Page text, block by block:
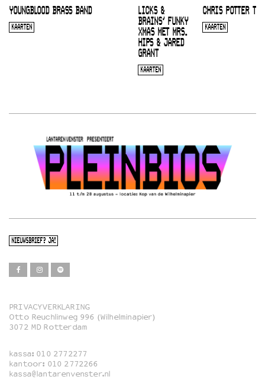
YOUNGBLOOD BRASS BAND
KAARTEN
LICKS &
BRAINS’ FUNKY
XMAS MET MRS.
HIPS & JARED
GRANT
KAARTEN
CHRIS POTTER
KAARTEN
NIEUWSBRIEF? JA!
Film
Familie
Film in English
PRIVACYVERKLARING
Otto Reuchlinweg 996 (Wilhelminapier)
3072 MD Rotterdam
kassa: 010 2772277
kantoor: 010 2772266
kassa@lantarenvenster.nl